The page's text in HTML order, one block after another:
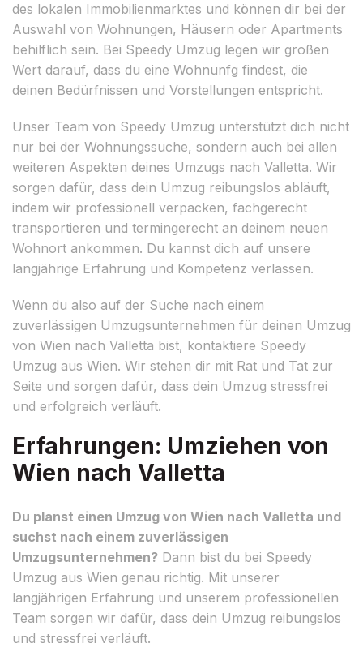
des lokalen Immobilienmarktes und können dir bei der
Auswahl von Wohnungen, Häusern oder Apartments
behilflich sein. Bei Speedy Umzug legen wir großen
Wert darauf, dass du eine Wohnunfg findest, die
deinen Bedürfnissen und Vorstellungen entspricht.
Unser Team von Speedy Umzug unterstützt dich nicht
nur bei der Wohnungssuche, sondern auch bei allen
weiteren Aspekten deines Umzugs nach Valletta. Wir
sorgen dafür, dass dein Umzug reibungslos abläuft,
indem wir professionell verpacken, fachgerecht
transportieren und termingerecht an deinem neuen
Wohnort ankommen. Du kannst dich auf unsere
langjährige Erfahrung und Kompetenz verlassen.
Wenn du also auf der Suche nach einem
zuverlässigen Umzugsunternehmen für deinen Umzug
von Wien nach Valletta bist, kontaktiere Speedy
Umzug aus Wien. Wir stehen dir mit Rat und Tat zur
Seite und sorgen dafür, dass dein Umzug stressfrei
und erfolgreich verläuft.
Erfahrungen: Umziehen von
Wien nach Valletta
Du planst einen Umzug von Wien nach Valletta und
suchst nach einem zuverlässigen
Umzugsunternehmen? Dann bist du bei Speedy
Umzug aus Wien genau richtig. Mit unserer
langjährigen Erfahrung und unserem professionellen
Team sorgen wir dafür, dass dein Umzug reibungslos
und stressfrei verläuft.